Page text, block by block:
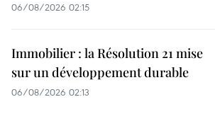
06/08/2026 02:15
Immobilier : la Résolution 21 mise
sur un développement durable
06/08/2026 02:13